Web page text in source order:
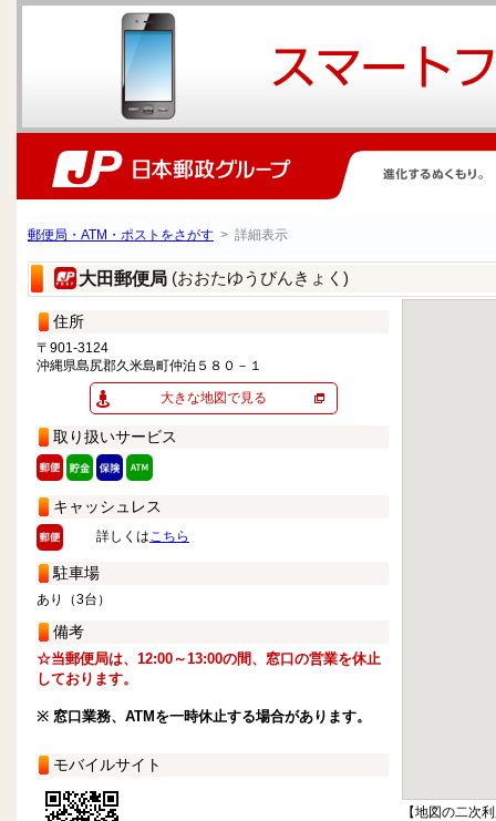
郵便局・ATM・ポストをさがす > 詳細表示
大田郵便局 (おおたゆうびんきょく)
住所
〒901-3124
沖縄県島尻郡久米島町仲泊５８０－１
大きな地図で見る
取り扱いサービス
キャッシュレス
詳しくはこちら
駐車場
あり（3台）
備考
☆当郵便局は、12:00～13:00の間、窓口の営業を休止
しております。
※ 窓口業務、ATMを一時休止する場合があります。
モバイルサイト
【地図の二次